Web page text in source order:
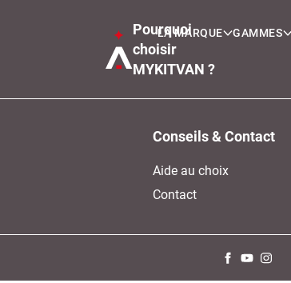
LA MARQUE GAMMES
Pourquoi
choisir
MYKITVAN ?
Conseils & Contact
Aide au choix
Contact